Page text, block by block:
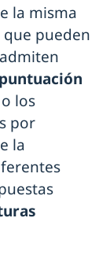
la misma
pueden
puntuación
o los
por
la